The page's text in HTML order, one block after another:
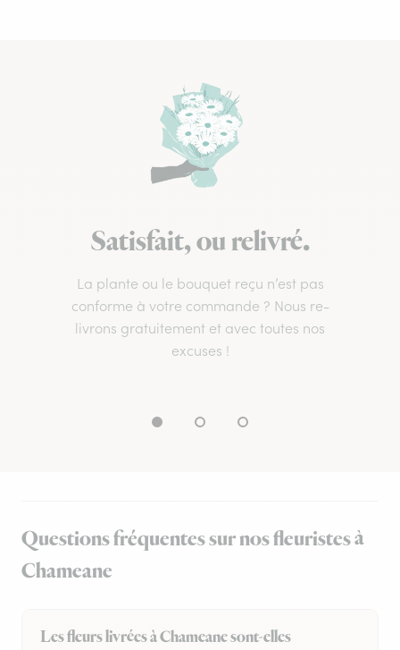
Satisfait, ou relivré.
La plante ou le bouquet reçu n’est pas
conforme à votre commande ? Nous re-
livrons gratuitement et avec toutes nos
excuses !
Questions fréquentes sur nos fleuristes à
Chameane
Les fleurs livrées à Chameane sont-elles